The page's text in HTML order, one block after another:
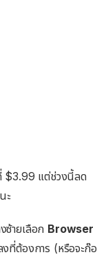
$3.99 แต่ช่วงนี้ลด
ะ
ซ้ายเลือก Browser
ที่ต้องการ (หรือจะก๊อ